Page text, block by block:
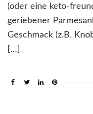
(oder eine keto-
geriebener
Geschmack (z.B.
[…]